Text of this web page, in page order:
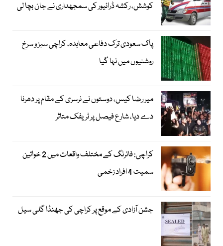
کوشش، رکشہ ڈرائیور کی سمجھداری نے جان بچا لی
پاک سعودی ترک دفاعی معاہدہ، کراچی سبز و سرخ
روشنیوں میں نہا گیا
میر رضا کیس، دوستوں نے نرسری کے مقام پر دھرنا
دے دیا، شارع فیصل پر ٹریفک متاثر
کراچی: فائرنگ کے مختلف واقعات میں 2 خواتین
سمیت 4 افراد زخمی
جشن آزادی کے موقع پر کراچی کی جھنڈا گلی سیل